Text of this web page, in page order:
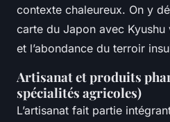
contexte chaleureux. On y
carte du Japon avec Kyushu
et l’abondance du terroir
Artisanat et produits
spécialités agricoles)
L’artisanat fait partie